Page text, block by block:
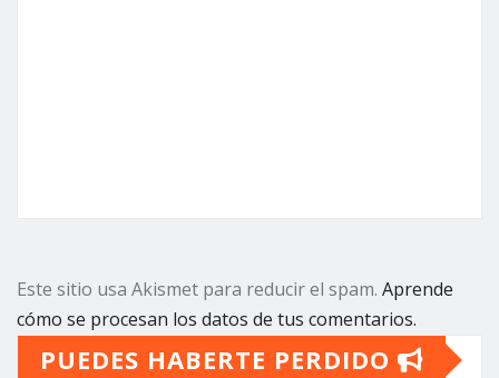
Este sitio usa Akismet para reducir el spam. Aprende
cómo se procesan los datos de tus comentarios.
PUEDES HABERTE PERDIDO